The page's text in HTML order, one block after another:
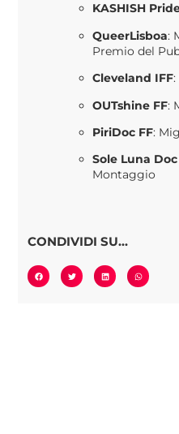
KASHISH
QueerLisboa:
Premio del
Cleveland IFF:
OUTshine FF:
PiriDoc FF:
Sole Luna
Montaggio
CONDIVIDI SU...